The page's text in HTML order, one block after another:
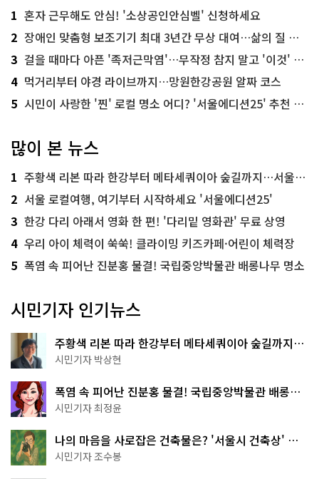
1 혼자 근무해도 안심! '소상공인안심벨' 신청하세요
2 장애인 맞춤형 보조기기 최대 3년간 무상 대여…삶의 질 높인다
3 걸을 때마다 아픈 '족저근막염'…무작정 참지 말고 '이것' 해보세요!
4 먹거리부터 야경 라이브까지…망원한강공원 알짜 코스
5 시민이 사랑한 '찐' 로컬 명소 어디? '서울에디션25' 추천 코스
많이 본 뉴스
1 주황색 리본 따라 한강부터 메타세쿼이아 숲길까지…서울둘레길 15코스
2 서울 로컬여행, 여기부터 시작하세요 '서울에디션25'
3 한강 다리 아래서 영화 한 편! '다리밑 영화관' 무료 상영
4 우리 아이 체력이 쑥쑥! 클라이밍 키즈카페·어린이 체력장
5 폭염 속 피어난 진분홍 물결! 국립중앙박물관 배롱나무 명소
시민기자 인기뉴스
주황색 리본 따라 한강부터 메타세쿼이아 숲길까지…
서울둘레길 15코스
시민기자 박상현
폭염 속 피어난 진분홍 물결! 국립중앙박물관 배롱나
무 명소
시민기자 최정윤
나의 마음을 사로잡은 건축물은? '서울시 건축상' 수
상작 공개!
시민기자 조수봉